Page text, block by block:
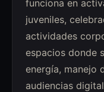
funciona en
juveniles,
actividades
espacios donde
energía, manejo
audiencias